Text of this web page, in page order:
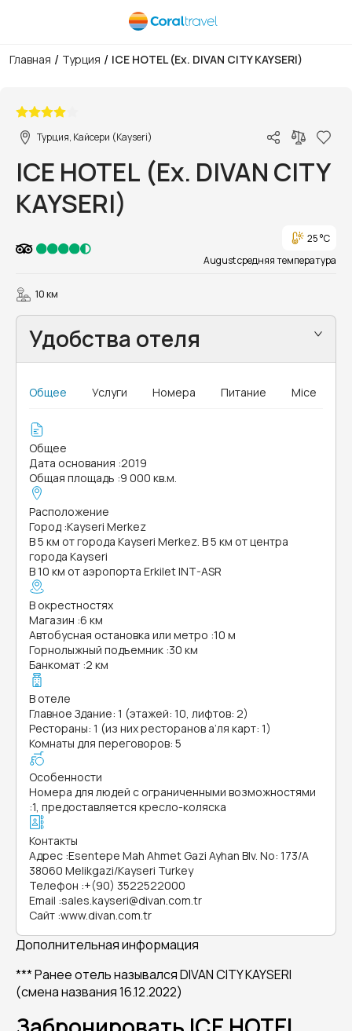
Главная / Турция / ICE HOTEL (Ex. DIVAN CITY KAYSERI)
Турция, Кайсери (Kayseri)
ICE HOTEL (Ex. DIVAN CITY
KAYSERI)
25 °C
August средняя температура
10 км
Удобства отеля
Общее Услуги Номера Питание Mice
Общее
Дата основания :2019
Общая площадь :9 000 кв.м.
Расположение
Город :Kayseri Merkez
В 5 км от города Kayseri Merkez. В 5 км от центра
города Kayseri
В 10 км от аэропорта Erkilet INT-ASR
В окрестностях
Магазин :6 км
Автобусная остановка или метро :10 м
Горнолыжный подъемник :30 км
Банкомат :2 км
В отеле
Главное Здание: 1 (этажей: 10, лифтов: 2)
Рестораны: 1 (из них ресторанов а’ля карт: 1)
Комнаты для переговоров: 5
Особенности
Номера для людей с ограниченными возможностями
:1, предоставляется кресло-коляска
Контакты
Адрес :Esentepe Mah Ahmet Gazi Ayhan Blv. No: 173/A
38060 Melikgazi/Kayseri Turkey
Телефон :+(90) 3522522000
Email :sales.kayseri@divan.com.tr
Сайт :www.divan.com.tr
Дополнительная информация
*** Ранее отель называлсяDIVAN CITY KAYSERI
(смена названия 16.12.2022)